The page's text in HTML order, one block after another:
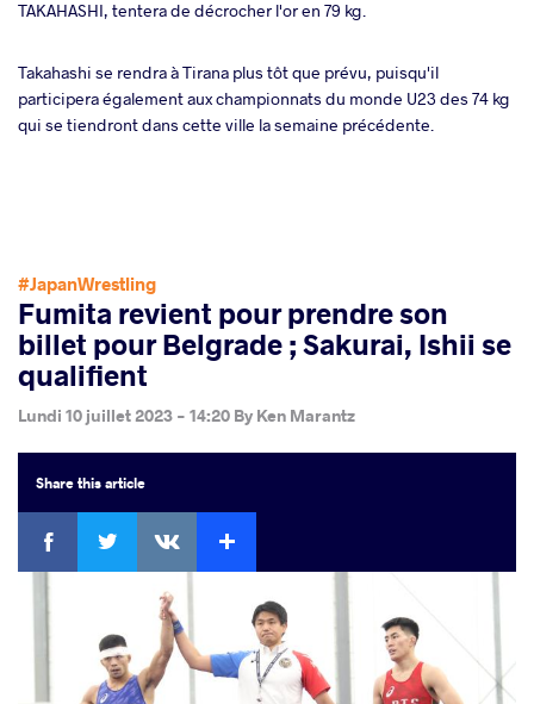
TAKAHASHI, tentera de décrocher l'or en 79 kg.
Takahashi se rendra à Tirana plus tôt que prévu, puisqu'il
participera également aux championnats du monde U23 des 74 kg
qui se tiendront dans cette ville la semaine précédente.
#JapanWrestling
Fumita revient pour prendre son
billet pour Belgrade ; Sakurai, Ishii se
qualifient
Lundi 10 juillet 2023 - 14:20 By Ken Marantz
Sharethis article
Facebook